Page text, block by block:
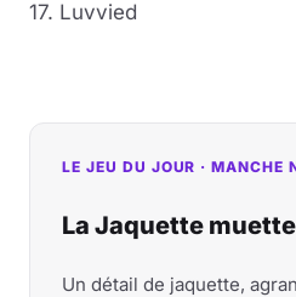
17. Luvvied
LE JEU DU JOUR · MANCHE
La Jaquette muette
Un détail de jaquette,